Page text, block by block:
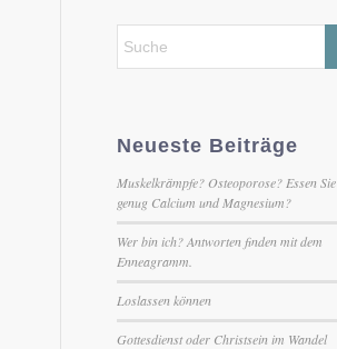
Neueste Beiträge
Muskelkrämpfe? Osteoporose? Essen Sie
genug Calcium und Magnesium?
Wer bin ich? Antworten finden mit dem
Enneagramm.
Loslassen können
Gottesdienst oder Christsein im Wandel